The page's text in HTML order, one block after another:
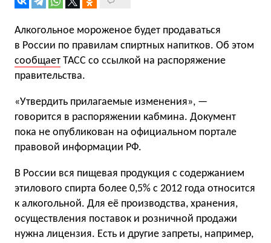
Алкогольное мороженое будет продаваться
в России по правилам спиртных напитков. Об этом
сообщает ТАСС со ссылкой на распоряжение
правительства.
«Утвердить прилагаемые изменения», —
говорится в распоряжении кабмина. Документ
пока не опубликован на официальном портале
правовой информации РФ.
В России вся пищевая продукция с содержанием
этилового спирта более 0,5% с 2012 года относится
к алкогольной. Для её производства, хранения,
осуществления поставок и розничной продажи
нужна лицензия. Есть и другие запреты, например,